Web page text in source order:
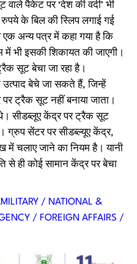
पैकेट पर ‘देश की वर्दी’ भी
के बिल की स्लिप लगाई गई
अन्य पत्र में कहा गया है कि
में भी इसकी शिकायत की जाएगी।
सूट बेचा जा रहा है।
उत्पाद बेचे जा सकते हैं, जिन्हें
ट्रैक सूट नहीं बनाया जाता।
सीडब्लूए केंद्र पर ट्रैक सूट
सेंटर पर सीडब्ल्यूए केंद्र,
में चलाए जाने का नियम है। यानी
से ही कोई सामान केंद्र पर बेचा
/ NATIONAL &
/ FOREIGN AFFAIRS /